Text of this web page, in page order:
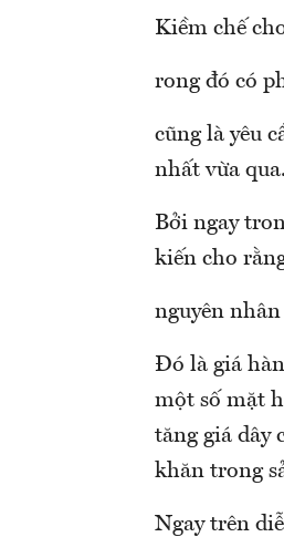
Kiềm chế
rong đó có
cũng là yêu
nhất vừa qua.
Bởi ngay
kiến cho
nguyên
Đó là giá
một số mặt
tăng giá dây
khăn trong
Ngay trên